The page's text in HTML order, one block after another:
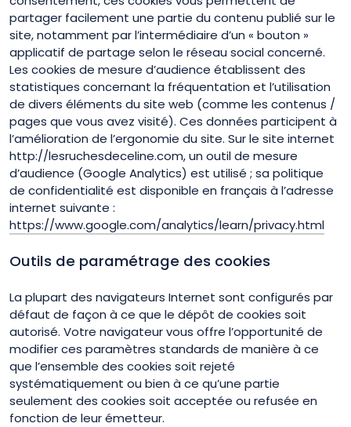
partager facilement une partie du contenu publié sur le
site, notamment par l’intermédiaire d’un « bouton »
applicatif de partage selon le réseau social concerné.
Les cookies de mesure d’audience établissent des
statistiques concernant la fréquentation et l’utilisation
de divers éléments du site web (comme les contenus /
pages que vous avez visité). Ces données participent à
l’amélioration de l’ergonomie du site. Sur le site internet
http://lesruchesdeceline.com, un outil de mesure
d’audience (Google Analytics) est utilisé ; sa politique
de confidentialité est disponible en français à l’adresse
internet suivante :
https://www.google.com/analytics/learn/privacy.html
Outils de paramétrage des cookies
La plupart des navigateurs Internet sont configurés par
défaut de façon à ce que le dépôt de cookies soit
autorisé. Votre navigateur vous offre l’opportunité de
modifier ces paramètres standards de manière à ce
que l’ensemble des cookies soit rejeté
systématiquement ou bien à ce qu’une partie
seulement des cookies soit acceptée ou refusée en
fonction de leur émetteur.